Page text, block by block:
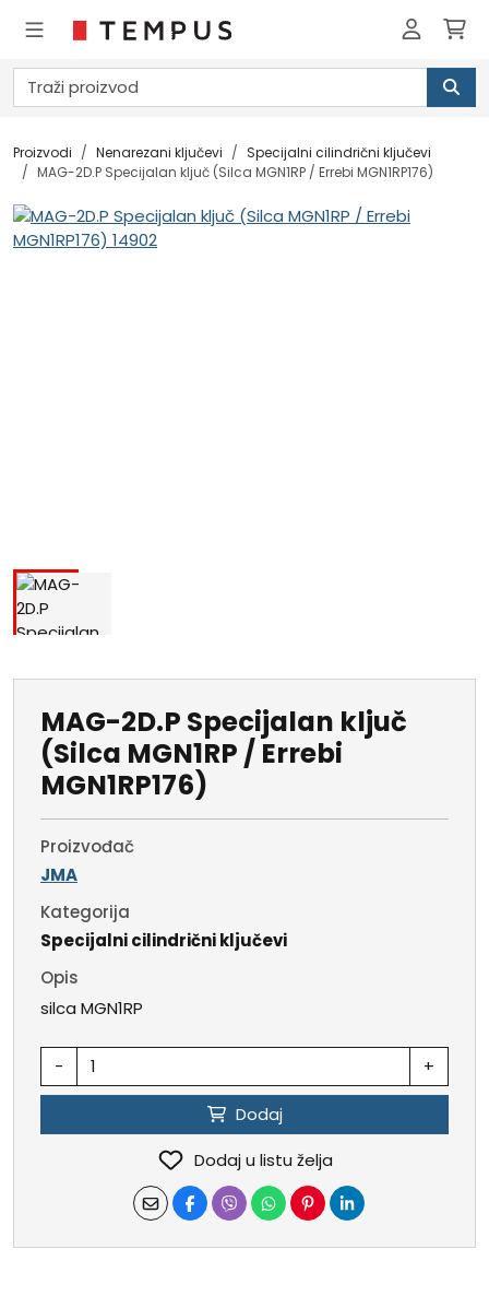
Proizvodi Nenarezani ključevi
Specijalni cilindrični ključevi
MAG-2D.P Specijalan ključ (Silca MGN1RP / Errebi MGN1RP176)
MAG-2D.P Specijalan ključ
(Silca MGN1RP / Errebi
MGN1RP176)
Proizvođač
JMA
Kategorija
Specijalni cilindrični ključevi
Opis
silca MGN1RP
- +
Dodaj
Dodaj u listu želja